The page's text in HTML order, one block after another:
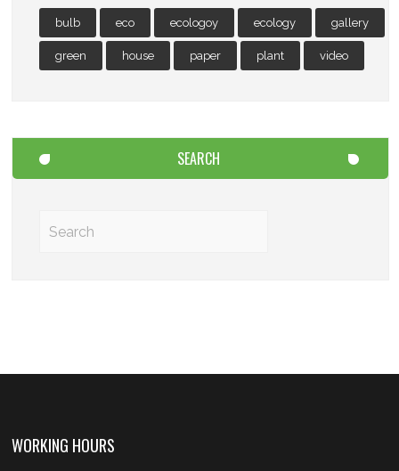
bulb eco ecologoy ecology gallery
green house paper plant video
SEARCH
WORKING HOURS